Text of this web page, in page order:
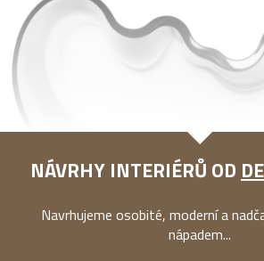
NÁVRHY INTERIÉRŮ OD
Navrhujeme osobité, moderní a
nápadem...